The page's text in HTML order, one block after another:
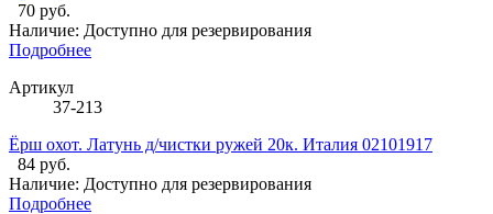
70 руб.
Наличие: Доступно для резервирования
Подробнее
Артикул
37-213
Ёрш охот. Латунь д/чистки ружей 20к. Италия 02101917
84 руб.
Наличие: Доступно для резервирования
Подробнее